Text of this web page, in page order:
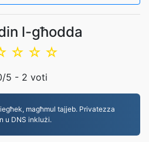
l-għodda
☆
☆
☆
/5 - 2 voti
magħmul tajjeb. Privatezza
u DNS inklużi.